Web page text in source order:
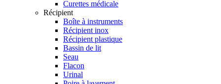
Curettes médicale
Récipient
Boîte à instruments
Récipient inox
Récipient plastique
Bassin de lit
Seau
Flacon
Urinal